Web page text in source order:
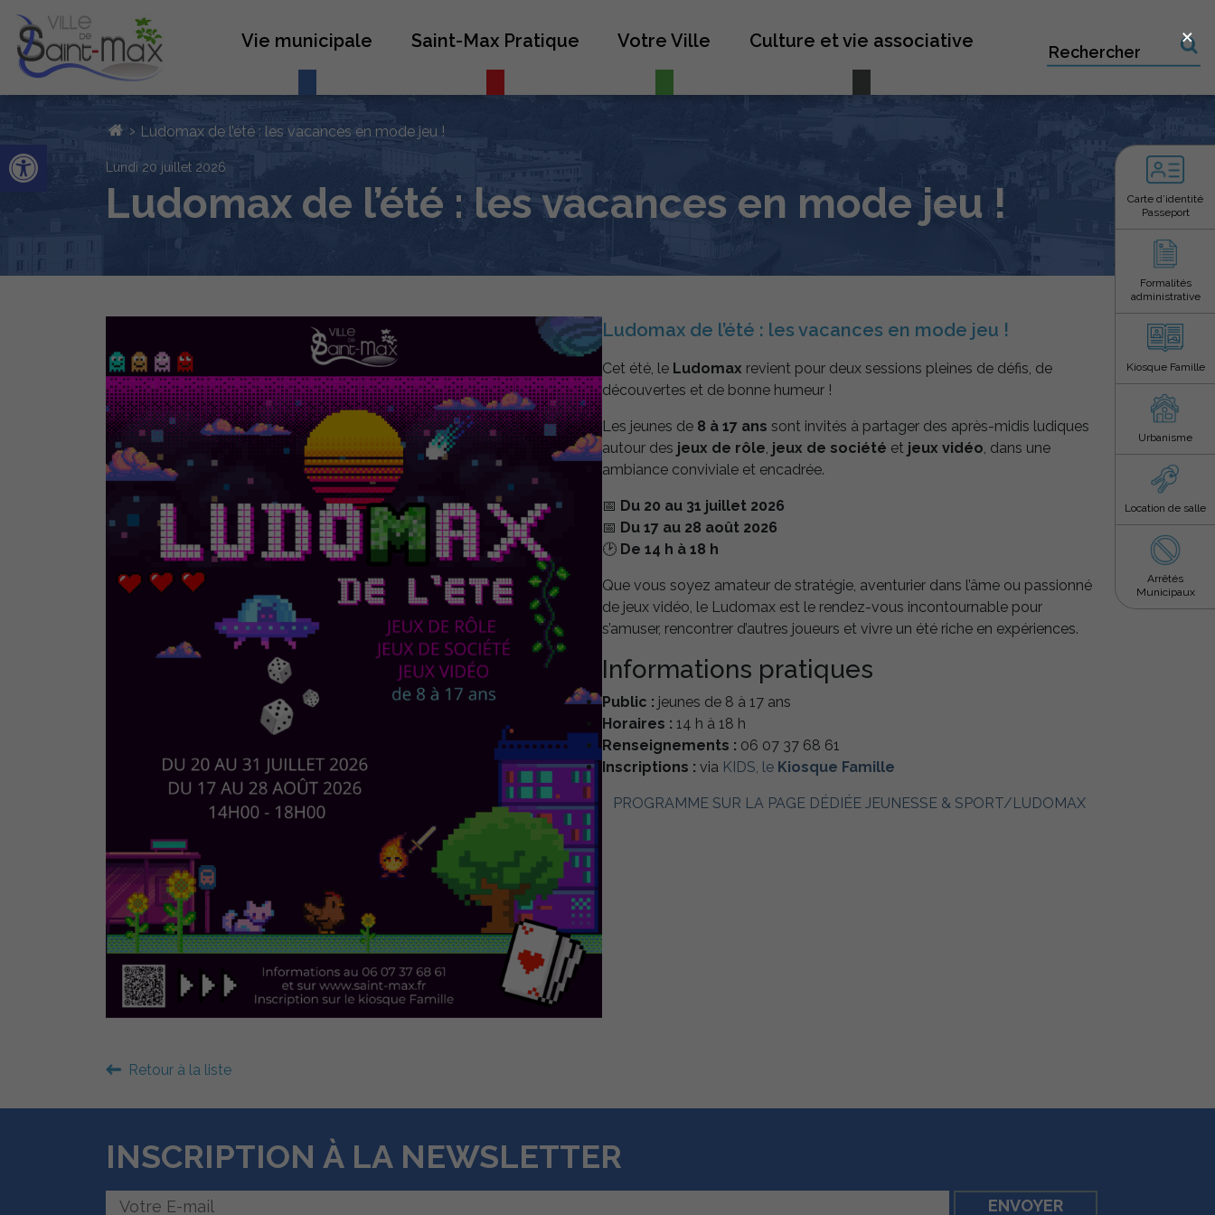
Ouvrir la barre d’outils
Vie municipale Saint-Max Pratique Votre Ville Culture et vie associative Recherche sur le site
Carte d’identité
Passeport
Formalités
administrative
Kiosque Famille
Urbanisme
Location de salle
Arrêtés
Municipaux
› Ludomax de l’été : les vacances en mode jeu !
lundi 20 juillet 2026
Ludomax de l’été : les vacances en mode jeu !
Ludomax de l’été : les vacances en mode jeu !
Cet été, le Ludomax revient pour deux sessions pleines de défis, de
découvertes et de bonne humeur !
Les jeunes de 8 à 17 ans sont invités à partager des après-midis ludiques
autour des jeux de rôle, jeux de société et jeux vidéo, dans une
ambiance conviviale et encadrée.
📅 Du 20 au 31 juillet 2026
📅 Du 17 au 28 août 2026
🕑 De 14 h à 18 h
Que vous soyez amateur de stratégie, aventurier dans l’âme ou passionné
de jeux vidéo, le Ludomax est le rendez-vous incontournable pour
s’amuser, rencontrer d’autres joueurs et vivre un été riche en expériences.
Informations pratiques
Public : jeunes de 8 à 17 ans
Horaires : 14 h à 18 h
Renseignements : 06 07 37 68 61
Inscriptions : via KIDS, le Kiosque Famille
PROGRAMME SUR LA PAGE DÉDIÉE JEUNESSE & SPORT/LUDOMAX
Retour à la liste
INSCRIPTION À LA NEWSLETTER
×